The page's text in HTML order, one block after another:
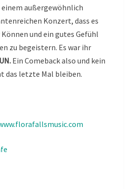
außergewöhnlich
Konzert, dass es
und ein gutes Gefühl
zu begeistern. Es war ihr
Ein Comeback also und kein
das letzte Mal bleiben.